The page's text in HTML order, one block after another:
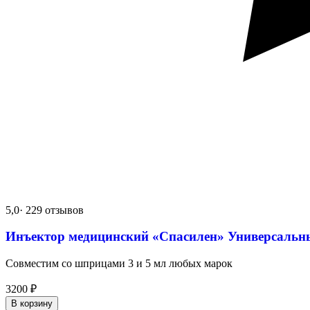
5,0· 229 отзывов
Инъектор медицинский «Спасилен»
Совместим со шприцами 3 и 5 мл любых марок
3200 ₽
В корзину